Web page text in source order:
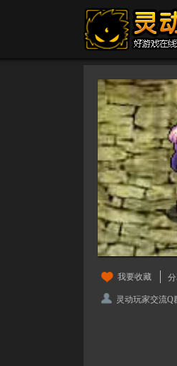
我要收藏
灵动玩家交流Q